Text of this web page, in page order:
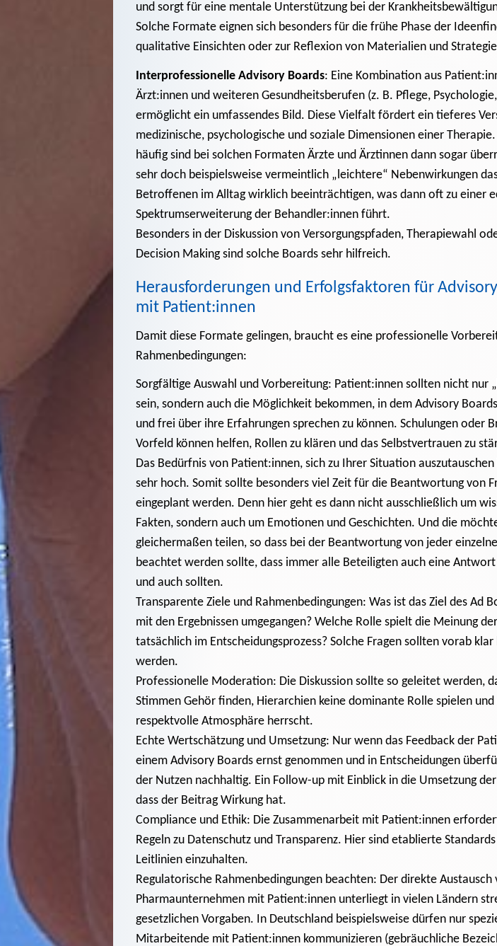
und sorgt für eine mentale Unterstützung bei der
Solche Formate eignen sich besonders für die frühe Phase der
qualitative Einsichten oder zur Reflexion von Materialien und
Interprofessionelle Advisory Boards: Eine Kombination aus
Ärzt:innen und weiteren Gesundheitsberufen (z. B. Pflege,
ermöglicht ein umfassendes Bild. Diese Vielfalt fördert ein tieferes
medizinische, psychologische und soziale Dimensionen einer
häufig sind bei solchen Formaten Ärzte und Ärztinnen dann sogar
sehr doch beispielsweise vermeintlich „leichtere“ Nebenwirkungen
Betroffenen im Alltag wirklich beeinträchtigen, was dann oft zu einer
Spektrumserweiterung der Behandler:innen führt.
Besonders in der Diskussion von Versorgungspfaden, Therapiewahl
Decision Making sind solche Boards sehr hilfreich.
Herausforderungen und Erfolgsfaktoren für
mit Patient:innen
Damit diese Formate gelingen, braucht es eine professionelle
Rahmenbedingungen:
Sorgfältige Auswahl und Vorbereitung: Patient:innen sollten nicht nur
sein, sondern auch die Möglichkeit bekommen, in dem Advisory
und frei über ihre Erfahrungen sprechen zu können. Schulungen oder
Vorfeld können helfen, Rollen zu klären und das Selbstvertrauen zu
Das Bedürfnis von Patient:innen, sich zu Ihrer Situation
sehr hoch. Somit sollte besonders viel Zeit für die Beantwortung von
eingeplant werden. Denn hier geht es dann nicht ausschließlich um
Fakten, sondern auch um Emotionen und Geschichten. Und die
gleichermaßen teilen, so dass bei der Beantwortung von jeder
beachtet werden sollte, dass immer alle Beteiligten auch eine
und auch sollten.
Transparente Ziele und Rahmenbedingungen: Was ist das Ziel des Ad
mit den Ergebnissen umgegangen? Welche Rolle spielt die Meinung
tatsächlich im Entscheidungsprozess? Solche Fragen sollten vorab
werden.
Professionelle Moderation: Die Diskussion sollte so geleitet werden,
Stimmen Gehör finden, Hierarchien keine dominante Rolle spielen
respektvolle Atmosphäre herrscht.
Echte Wertschätzung und Umsetzung: Nur wenn das Feedback der
einem Advisory Boards ernst genommen und in Entscheidungen
der Nutzen nachhaltig. Ein Follow-up mit Einblick in die Umsetzung
dass der Beitrag Wirkung hat.
Compliance und Ethik: Die Zusammenarbeit mit Patient:innen
Regeln zu Datenschutz und Transparenz. Hier sind etablierte
Leitlinien einzuhalten.
Regulatorische Rahmenbedingungen beachten: Der direkte Austausch
Pharmaunternehmen mit Patient:innen unterliegt in vielen Ländern
gesetzlichen Vorgaben. In Deutschland beispielsweise dürfen nur
Mitarbeitende mit Patient:innen kommunizieren (gebräuchliche